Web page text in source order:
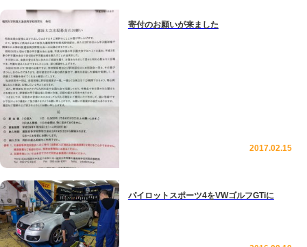
寄付のお願いが来ました
2017.02.15
パイロットスポーツ4をVWゴルフGTiに